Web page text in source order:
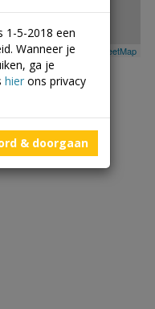
| ©Mapbox © OpenStreetMap
1-5-2018 een
Wanneer je
ga je
hier ons privacy
& doorgaan